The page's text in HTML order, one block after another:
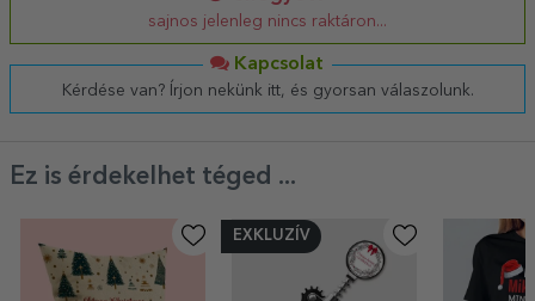
sajnos jelenleg nincs raktáron...
Kapcsolat
Kérdése van? Írjon nekünk itt, és gyorsan válaszolunk.
Ez is érdekelhet téged ...
EXKLUZÍV